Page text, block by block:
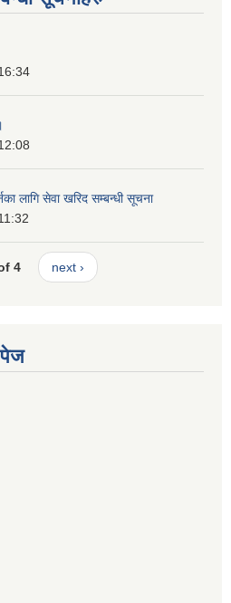
लागि सेवा खरिद सम्बन्धी सूचना
4 next ›